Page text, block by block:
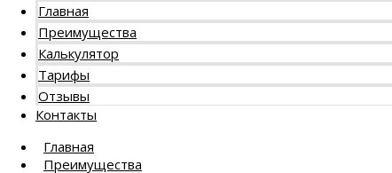
Главная
Преимущества
Калькулятор
Тарифы
Отзывы
Контакты
Главная
Преимущества